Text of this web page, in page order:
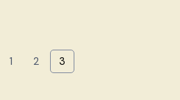
1 2 3